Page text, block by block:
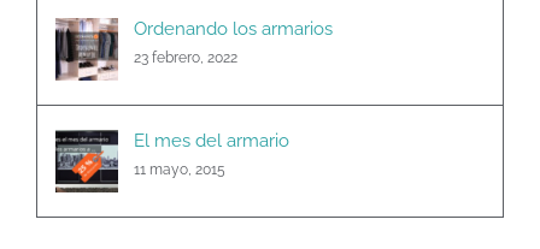
Ordenando los armarios
23 febrero, 2022
El mes del armario
11 mayo, 2015